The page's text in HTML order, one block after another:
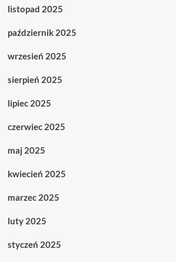
listopad 2025
październik 2025
wrzesień 2025
sierpień 2025
lipiec 2025
czerwiec 2025
maj 2025
kwiecień 2025
marzec 2025
luty 2025
styczeń 2025